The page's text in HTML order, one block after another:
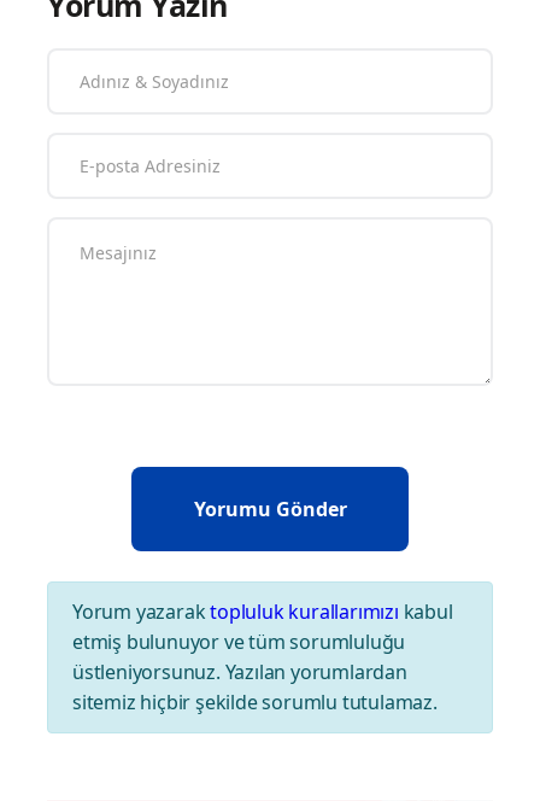
Yorum yazaraktopluluk kurallarımızı kabul
etmiş bulunuyor ve tüm sorumluluğu
üstleniyorsunuz. Yazılan yorumlardan
sitemiz hiçbir şekilde sorumlu tutulamaz.